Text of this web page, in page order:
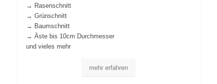
→ Rasenschnitt
→ Grünschnitt
→ Baumschnitt
→ Äste bis 10cm Durchmesser
und vieles mehr
mehr erfahren